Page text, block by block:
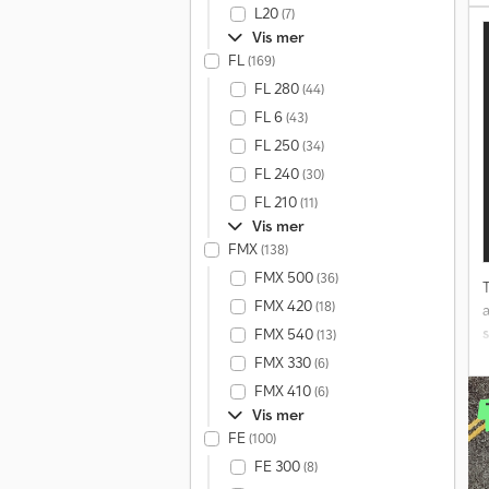
L20(7)
Vis mer
FL(169)
FL 280(44)
FL 6(43)
FL 250(34)
FL 240(30)
FL 210(11)
Vis mer
FMX(138)
FMX 500(36)
FMX 420(18)
FMX 540(13)
FMX 330(6)
FMX 410(6)
Vis mer
FE(100)
FE 300(8)